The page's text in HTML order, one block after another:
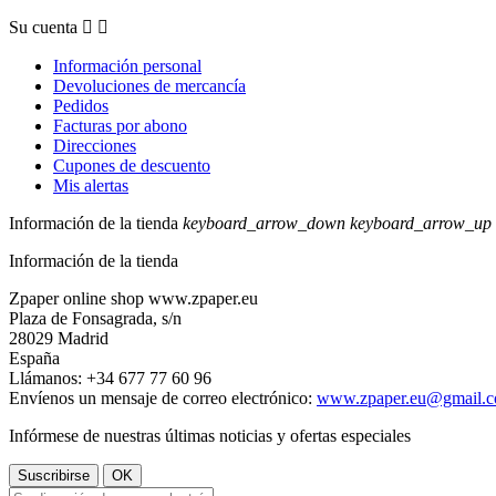
Su cuenta  
Información personal
Devoluciones de mercancía
Pedidos
Facturas por abono
Direcciones
Cupones de descuento
Mis alertas
Información de la tienda keyboard_arrow_down keyboard_arrow_up
Información de la tienda
Zpaper online shop www.zpaper.eu
Plaza de Fonsagrada, s/n
28029 Madrid
España
Llámanos: +34 677 77 60 96
Envíenos un mensaje de correo electrónico:
Infórmese de nuestras últimas noticias y ofertas especiales